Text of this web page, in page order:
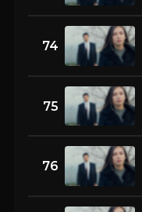
74
75
76